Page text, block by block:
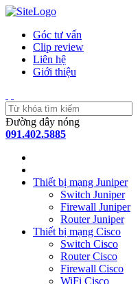
Góc tư vấn
Clip review
Liên hệ
Giới thiệu
Đường dây nóng
091.402.5885
Thiết bị mạng Juniper
Switch Juniper
Firewall Juniper
Router Juniper
Thiết bị mạng Cisco
Switch Cisco
Router Cisco
Firewall Cisco
WiFi Cisco